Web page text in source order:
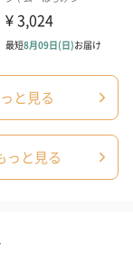
と見る
っと見る